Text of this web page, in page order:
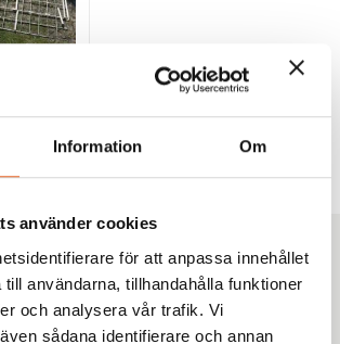
Information Om
använder cookies
för att anpassa innehållet
användarna, tillhandahålla funktioner
och analysera vår trafik. Vi
sådana identifierare och annan
vi hjälpt tusentals kunder i Göteborg
uthyrning av tält, möbler och porslin